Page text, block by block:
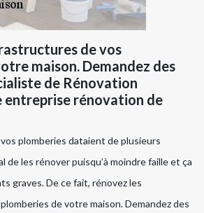
de vos
maison. Demandez des
de Rénovation
entreprise rénovation de
plomberies dataient de plusieurs
de les rénover puisqu’à moindre faille et ça
graves. De ce fait, rénovez les
de votre maison. Demandez des